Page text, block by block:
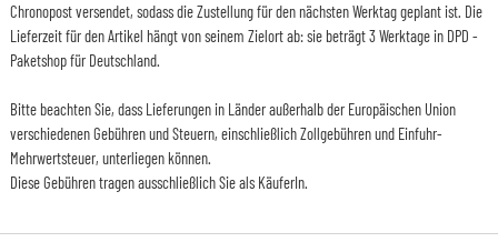
Chronopost versendet, sodass die Zustellung für den nächsten Werktag geplant ist. Die
Lieferzeit für den Artikel hängt von seinem Zielort ab: sie beträgt 3 Werktage in DPD -
Paketshop für Deutschland.
Bitte beachten Sie, dass Lieferungen in Länder außerhalb der Europäischen Union
verschiedenen Gebühren und Steuern, einschließlich Zollgebühren und Einfuhr-
Mehrwertsteuer, unterliegen können.
Diese Gebühren tragen ausschließlich Sie als KäuferIn.